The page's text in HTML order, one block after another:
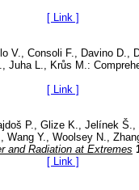
[ Link ]
V., Consoli F., Davino
L., Krůs M.:
[ Link ]
P., Glize K., Jelínek
Y., Woolsey N.,
and Radiation at Extremes
[ Link ]